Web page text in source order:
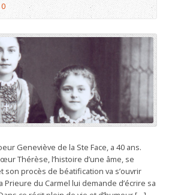
0
Geneviève de la Ste Face, a 40 ans.
Thérèse, l’histoire d’une âme, se
son procès de béatification va s’ouvrir
Prieure du Carmel lui demande d’écrire sa